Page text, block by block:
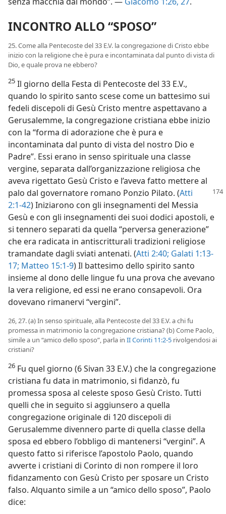
INCONTRO ALLO “SPOSO”
25. Come alla Pentecoste del 33 E.V. la congregazione di Cristo ebbe
inizio con la religione che è pura e incontaminata dal punto di vista di
Dio, e quale prova ne ebbero?
25 Il giorno della Festa di Pentecoste del 33 E.V.,
quando lo spirito santo scese come un battesimo sui
fedeli discepoli di Gesù Cristo mentre aspettavano a
Gerusalemme, la congregazione cristiana ebbe inizio
con la “forma di adorazione che è pura e
incontaminata dal punto di vista del nostro Dio e
Padre”. Essi erano in senso spirituale una classe
vergine, separata dall’organizzazione religiosa che
aveva rigettato Gesù Cristo e l’aveva fatto mettere al
palo dal governatore romano Ponzio Pilato. (Atti
2:1-42) Iniziarono con gli insegnamenti del Messia
Gesù e con gli insegnamenti dei suoi dodici apostoli, e
si tennero separati da quella “perversa generazione”
che era radicata in antiscritturali tradizioni religiose
tramandate dagli sviati antenati. (Atti 2:40; Galati 1:13-
17; Matteo 15:1-9) Il battesimo dello spirito santo
insieme al dono delle lingue fu una prova che avevano
la vera religione, ed essi ne erano consapevoli. Ora
dovevano rimanervi “vergini”.
26, 27. (a) In senso spirituale, alla Pentecoste del 33 E.V. a chi fu
promessa in matrimonio la congregazione cristiana? (b) Come Paolo,
simile a un “amico dello sposo”, parla in II Corinti 11:2-5 rivolgendosi ai
cristiani?
26 Fu quel giorno (6 Sivan 33 E.V.) che la congregazione
cristiana fu data in matrimonio, si fidanzò, fu
promessa sposa al celeste sposo Gesù Cristo. Tutti
quelli che in seguito si aggiunsero a quella
congregazione originale di 120 discepoli di
Gerusalemme divennero parte di quella classe della
sposa ed ebbero l’obbligo di mantenersi “vergini”. A
questo fatto si riferisce l’apostolo Paolo, quando
avverte i cristiani di Corinto di non rompere il loro
fidanzamento con Gesù Cristo per sposare un Cristo
falso. Alquanto simile a un “amico dello sposo”, Paolo
dice: